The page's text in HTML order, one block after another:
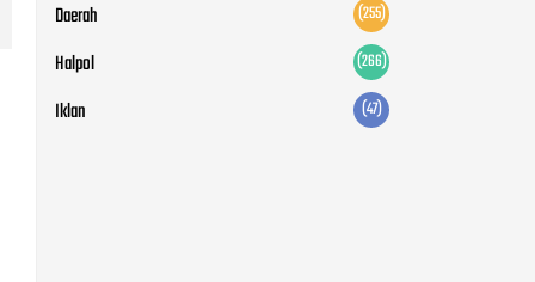
Daerah (255)
Halpol (266)
Iklan (47)